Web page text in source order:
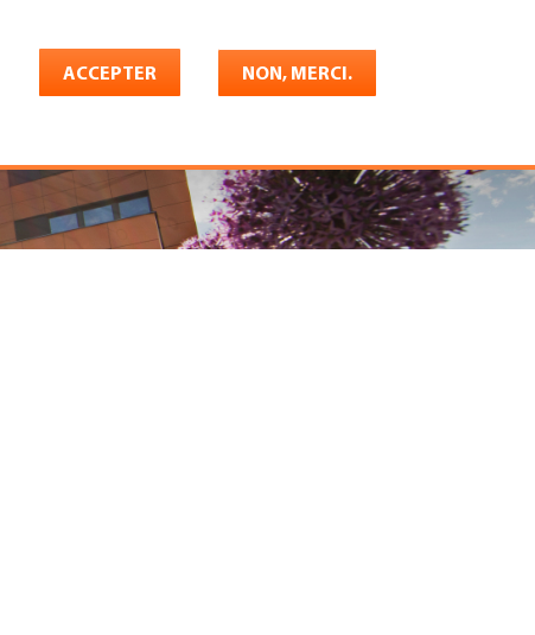
ACCEPTER NON, MERCI.
Shop Konto Français